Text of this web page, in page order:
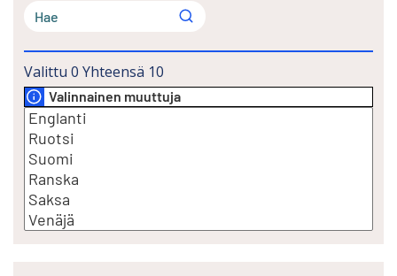
Valittu 0 Yhteensä 10
Valinnainen muuttuja